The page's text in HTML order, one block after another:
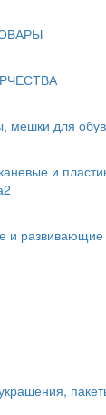
мешки для
и
и развивающие